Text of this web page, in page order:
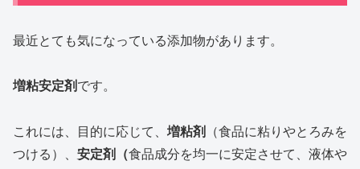
最近とても気になっている添加物があります。
増粘安定剤 です。
これには、目的に応じて、 増粘剤
（食品に粘りやとろみを
つける）、 安定剤（食品成分を均一に安定させて、液体や